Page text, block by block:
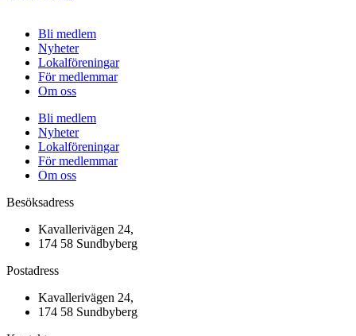
Bli medlem
Nyheter
Lokalföreningar
För medlemmar
Om oss
Bli medlem
Nyheter
Lokalföreningar
För medlemmar
Om oss
Besöksadress
Kavallerivägen 24,
174 58 Sundbyberg
Postadress
Kavallerivägen 24,
174 58 Sundbyberg